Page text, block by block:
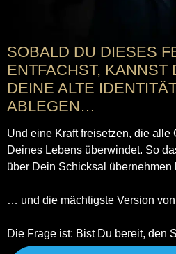
SOBALD DU DIESES
ENTFACHST, KANNST
DEINE ALTE
ABLEGEN…
Und eine Kraft freisetzen, die alle
Deines Lebens überwindet. So
über Dein Schicksal
… und die mächtigste Version
Die Frage ist: Bist Du bereit, den